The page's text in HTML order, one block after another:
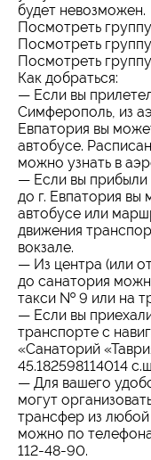
будет невозможен.
Посмотреть
Посмотреть
Посмотреть
Как добраться:
— Если вы
Симферополь, из
Евпатория вы
автобусе.
можно узнать в
— Если вы прибыли
до г. Евпатория
автобусе или
движения
вокзале.
— Из центра (или
до санатория
такси № 9 или на
— Если вы
транспорте с
«Санаторий
45.182598114014
— Для вашего
могут
трансфер из
можно по
112-48-90.